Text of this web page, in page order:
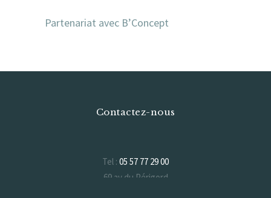
Partenariat avec B’Concept
Contactez-nous
Tel : 05 57 77 29 00
69 av du Périgord